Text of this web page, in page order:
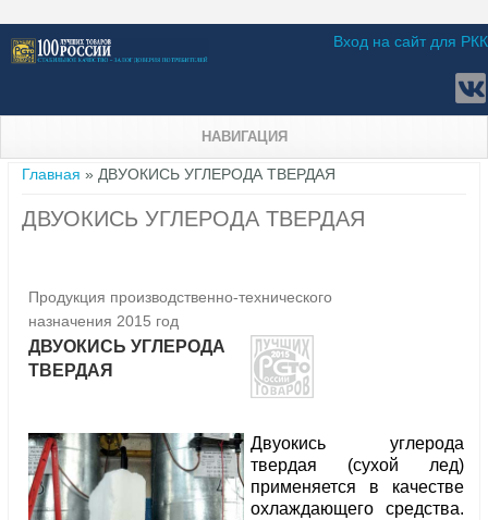
Вход на сайт для РКК
НАВИГАЦИЯ
Вы здесь
Главная » ДВУОКИСЬ УГЛЕРОДА ТВЕРДАЯ
ДВУОКИСЬ УГЛЕРОДА ТВЕРДАЯ
Продукция производственно-технического
назначения 2015 год
ДВУОКИСЬ УГЛЕРОДА
ТВЕРДАЯ
Двуокись углерода
твердая (сухой лед)
применяется в качестве
охлаждающего средства.